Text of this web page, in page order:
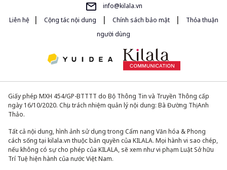
info@kilala.vn
Liên hệ
| Cộng tác nội dung | Chính sách bảo mật |
Thỏa thuận
người dùng
Giấy phép MXH 454/GP-BTTTT do Bộ Thông Tin và Truyền Thông cấp
ngày 16/10/2020. Chịu trách nhiệm quản lý nội dung: Bà Đường Thị Anh
Thảo.
Tất cả nội dung, hình ảnh sử dụng trong Cẩm nang Văn hóa & Phong
cách sống tại kilala.vn thuộc bản quyền của KILALA. Mọi hành vi sao chép,
nếu không có sự cho phép của KILALA, sẽ xem như vi phạm Luật Sở hữu
Trí Tuệ hiện hành của nước Việt Nam.